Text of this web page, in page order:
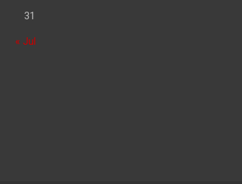
31
« Jul